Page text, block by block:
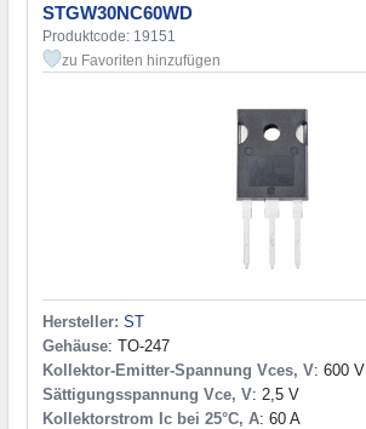
STGW30NC60WD
Produktcode: 19151
zu Favoriten hinzufügen
Hersteller: ST
Gehäuse: TO-247
Kollektor-Emitter-Spannung Vces, V: 600 V
Sättigungsspannung Vce, V: 2,5 V
Kollektorstrom Ic bei 25°C, A: 60 A